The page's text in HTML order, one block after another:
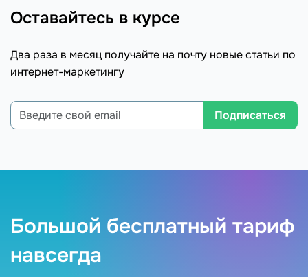
Оставайтесь в курсе
Два раза в месяц получайте на почту новые статьи по
интернет-маркетингу
Подписаться
Большой бесплатный тариф
навсегда